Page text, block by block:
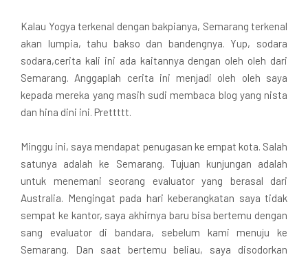
Kalau Yogya terkenal dengan bakpianya, Semarang terkenal
akan lumpia, tahu bakso dan bandengnya. Yup, sodara
sodara,cerita kali ini ada kaitannya dengan oleh oleh dari
Semarang. Anggaplah cerita ini menjadi oleh oleh saya
kepada mereka yang masih sudi membaca blog yang nista
dan hina dini ini. Prettttt.
Minggu ini, saya mendapat penugasan ke empat kota. Salah
satunya adalah ke Semarang. Tujuan kunjungan adalah
untuk menemani seorang evaluator yang berasal dari
Australia. Mengingat pada hari keberangkatan saya tidak
sempat ke kantor, saya akhirnya baru bisa bertemu dengan
sang evaluator di bandara, sebelum kami menuju ke
Semarang. Dan saat bertemu beliau, saya disodorkan